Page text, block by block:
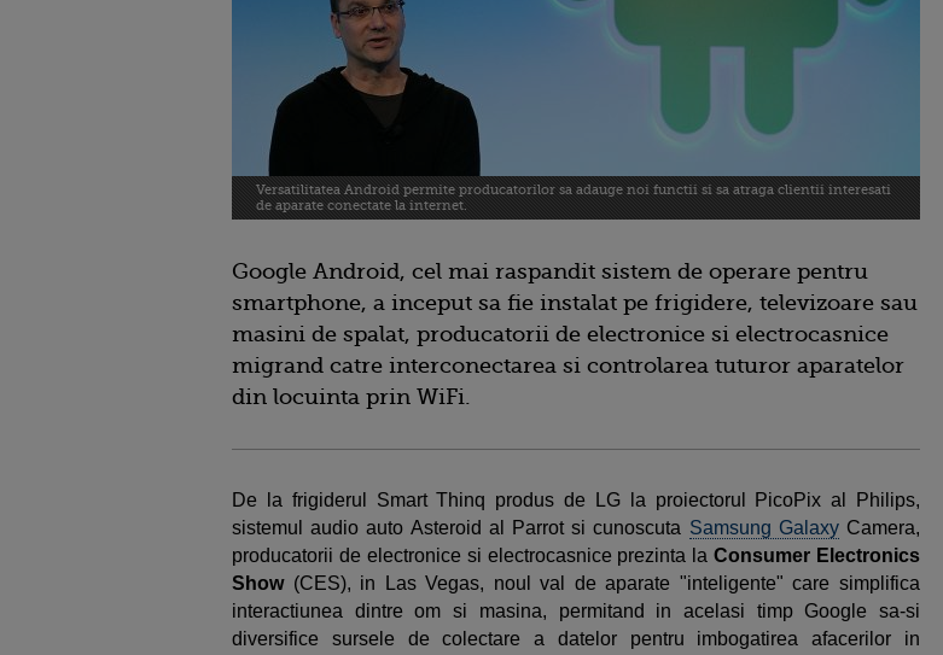
Versatilitatea Android permite producatorilor sa adauge noi functii si sa atraga clientii interesati
de aparate conectate la internet.
Google Android, cel mai raspandit sistem de operare pentru
smartphone, a inceput sa fie instalat pe frigidere, televizoare sau
masini de spalat, producatorii de electronice si electrocasnice
migrand catre interconectarea si controlarea tuturor aparatelor
din locuinta prin WiFi.
De la frigiderul Smart Thinq produs de LG la proiectorul PicoPix al Philips,
sistemul audio auto Asteroid al Parrot si cunoscuta Samsung GalaxyCamera,
producatorii de electronice si electrocasnice prezinta laConsumer Electronics
Show (CES), in Las Vegas, noul val de aparate "inteligente" care simplifica
interactiunea dintre om si masina, permitand in acelasi timp Google sa-si
diversifice sursele de colectare a datelor pentru imbogatirea afacerilor in